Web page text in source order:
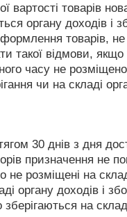
вартості товарів
органу доходів і
товарів, не
такої відмови, якщо
часу не
чи на складі
30 днів з дня
призначення не
розміщені на
органу доходів і
на